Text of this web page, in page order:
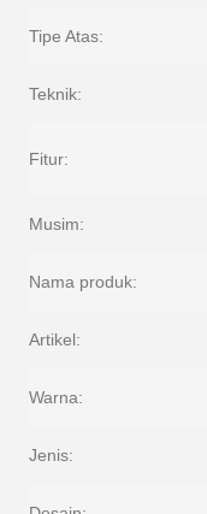
Tipe Atas:
Teknik:
Fitur:
Musim:
Nama produk:
Artikel:
Warna:
Jenis: